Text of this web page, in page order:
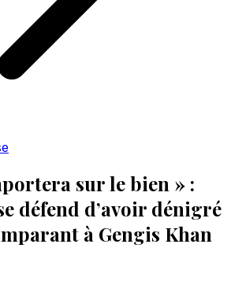
sur le bien » :
défend d’avoir dénigré
à Gengis Khan